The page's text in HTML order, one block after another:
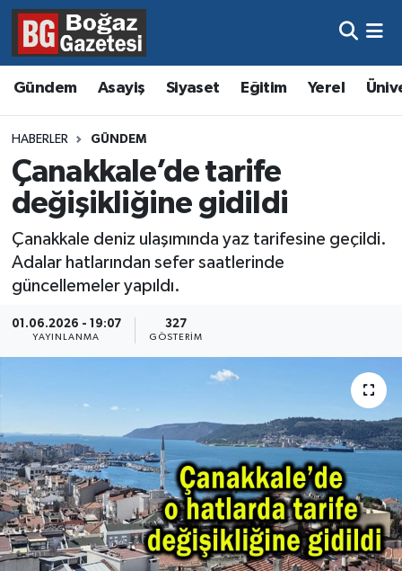
Gündem Asayiş Siyaset Eğitim Yerel
HABERLER GÜNDEM
Çanakkale’de tarife
değişikliğine gidildi
Çanakkale deniz ulaşımında yaz tarifesine geçildi.
Adalar hatlarından sefer saatlerinde
güncellemeler yapıldı.
01.06.2026 - 19:07
YAYINLANMA
327
GÖSTERIM
Asayiş
Eğitim
Ekonomi
Gündem
Resmi İlanlar
Hava Durumu
Trafik Durumu
Süper Lig Puan Durumu ve Fikstür
Tüm Manşetler
Son Dakika Haberleri
Haber Arşivi